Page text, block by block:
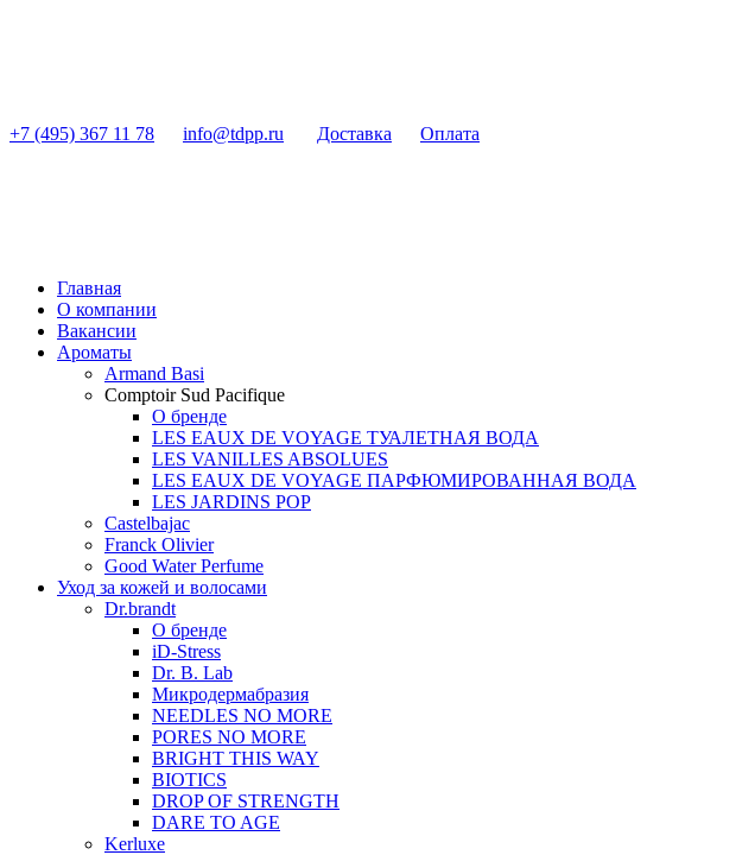
+7 (495) 367 11 78 info@tdpp.ru Доставка Оплата
Главная
О компании
Вакансии
Ароматы
Armand Basi
Comptoir Sud Pacifique
О бренде
LES EAUX DE VOYAGE ТУАЛЕТНАЯ ВОДА
LES VANILLES ABSOLUES
LES EAUX DE VOYAGE ПАРФЮМИРОВАННАЯ ВОДА
LES JARDINS POP
Castelbajac
Franck Olivier
Good Water Perfume
Уход за кожей и волосами
Dr.brandt
О бренде
iD-Stress
Dr. B. Lab
Микродермабразия
NEEDLES NO MORE
PORES NO MORE
BRIGHT THIS WAY
BIOTICS
DROP OF STRENGTH
DARE TO AGE
Kerluxe